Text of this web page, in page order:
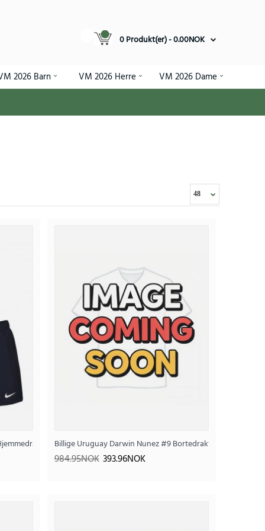
0 Produkt(er) - 0.00NOK
2026 Barn VM 2026 Herre VM 2026 Dame
Barn VM 2026 Kortermet (+ Korte bukser)
Billige Uruguay Darwin Nunez #9 Bortedraktsett Barn VM
984.95NOK 393.96NOK